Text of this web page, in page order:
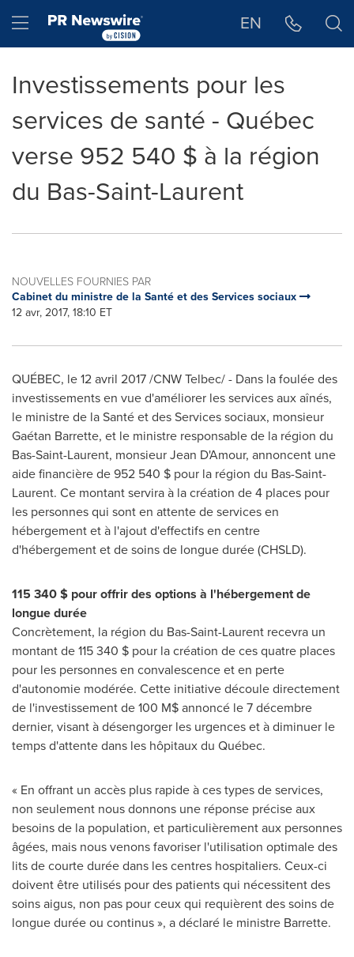
Hamburger menu EN
Investissements pour les
services de santé - Québec
verse 952 540 $ à la région
du Bas-Saint-Laurent
NOUVELLES FOURNIES PAR
Cabinet du ministre de la Santé et des Services sociaux
12 avr, 2017, 18:10 ET
QUÉBEC, le 12 avril 2017 /CNW Telbec/ - Dans la foulée des
investissements en vue d'améliorer les services aux aînés,
le ministre de la Santé et des Services sociaux, monsieur
Gaétan Barrette, et le ministre responsable de la région du
Bas-Saint-Laurent, monsieur Jean D'Amour, annoncent une
aide financière de 952 540 $ pour la région du Bas-Saint-
Laurent. Ce montant servira à la création de 4 places pour
les personnes qui sont en attente de services en
hébergement et à l'ajout d'effectifs en centre
d'hébergement et de soins de longue durée (CHSLD).
115 340 $ pour offrir des options à l'hébergement de
longue durée
Concrètement, la région du Bas-Saint-Laurent recevra un
montant de 115 340 $ pour la création de ces quatre places
pour les personnes en convalescence et en perte
d'autonomie modérée. Cette initiative découle directement
de l'investissement de 100 M$ annoncé le 7 décembre
dernier, visant à désengorger les urgences et à diminuer le
temps d'attente dans les hôpitaux du Québec.
« En offrant un accès plus rapide à ces types de services,
non seulement nous donnons une réponse précise aux
besoins de la population, et particulièrement aux personnes
âgées, mais nous venons favoriser l'utilisation optimale des
lits de courte durée dans les centres hospitaliers. Ceux-ci
doivent être utilisés pour des patients qui nécessitent des
soins aigus, non pas pour ceux qui requièrent des soins de
longue durée ou continus », a déclaré le ministre Barrette.